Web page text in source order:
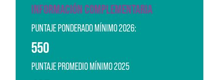
INFORMACIÓN COMPLEMENTARIA
PUNTAJE PONDERADO MÍNIMO 2026:
550
PUNTAJE PROMEDIO MÍNIMO 2025